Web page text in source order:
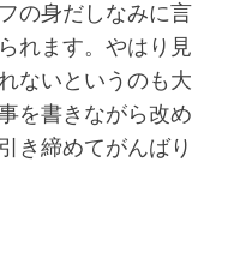
の身だしなみに言
れます。やはり見
ないというのも大
を書きながら改め
き締めてがんばり